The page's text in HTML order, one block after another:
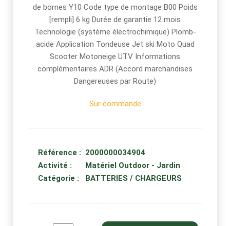
de bornes Y10 Code type de montage B00 Poids
[rempli] 6 kg Durée de garantie 12 mois
Technologie (système électrochimique) Plomb-
acide Application Tondeuse Jet ski Moto Quad
Scooter Motoneige UTV Informations
complémentaires ADR (Accord marchandises
Dangereuses par Route)
Sur commande
Référence : 2000000034904
Activité :
Matériel Outdoor - Jardin
Catégorie :
BATTERIES / CHARGEURS